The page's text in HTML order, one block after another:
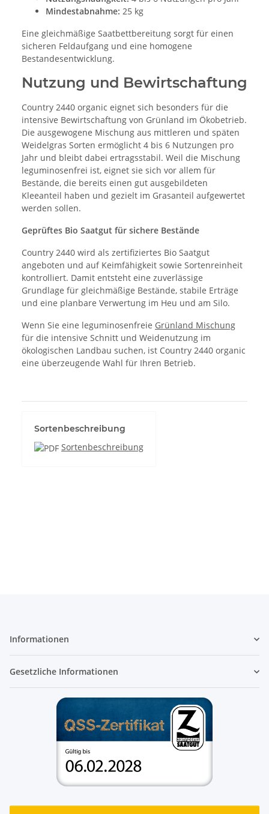
Mindestabnahme: 25 kg
Eine gleichmäßige Saatbettbereitung sorgt für einen
sicheren Feldaufgang und eine homogene
Bestandesentwicklung.
Nutzung und Bewirtschaftung
Country 2440 organic eignet sich besonders für die
intensive Bewirtschaftung von Grünland im Ökobetrieb.
Die ausgewogene Mischung aus mittleren und späten
Weidelgras Sorten ermöglicht 4 bis 6 Nutzungen pro
Jahr und bleibt dabei ertragsstabil. Weil die Mischung
leguminosenfrei ist, eignet sie sich vor allem für
Bestände, die bereits einen gut ausgebildeten
Kleeanteil haben und gezielt im Grasanteil aufgewertet
werden sollen.
Geprüftes Bio Saatgut für sichere Bestände
Country 2440 wird als zertifiziertes Bio Saatgut
angeboten und auf Keimfähigkeit sowie Sortenreinheit
kontrolliert. Damit entsteht eine zuverlässige
Grundlage für gleichmäßige Bestände, stabile Erträge
und eine planbare Verwertung im Heu und am Silo.
Wenn Sie eine leguminosenfreie Grünland Mischung
für die intensive Schnitt und Weidenutzung im
ökologischen Landbau suchen, ist Country 2440 organic
eine überzeugende Wahl für Ihren Betrieb.
Sortenbeschreibung
Sortenbeschreibung
Informationen
Gesetzliche Informationen